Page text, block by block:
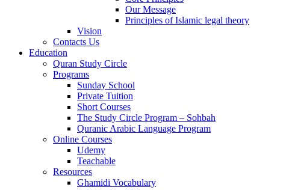
Our Message
Principles of Islamic legal theory
Vision
Contacts Us
Education
Quran Study Circle
Programs
Sunday School
Private Tuition
Short Courses
The Study Circle Program – Sohbah
Quranic Arabic Language Program
Online Courses
Udemy
Teachable
Resources
Ghamidi Vocabulary